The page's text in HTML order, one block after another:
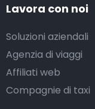
Lavora con noi
Soluzioni aziendali
Agenzia di viaggi
Affiliati web
Compagnie di taxi